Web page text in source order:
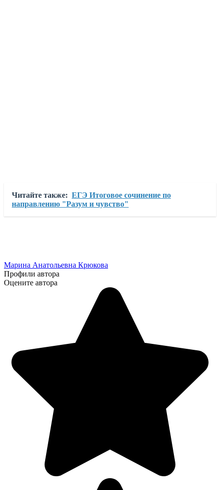
Читайте также: ЕГЭ Итоговое сочинение по
направлению "Разум и чувство"
Марина Анатольевна Крюкова
Профили автора
Оцените автора